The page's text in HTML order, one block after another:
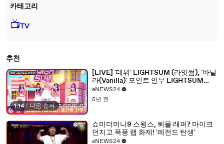
카테고리
📺TV
추천
1:14 | 다음 순서
[LIVE] '데뷔' LIGHTSUM (라잇썸), '바닐
라(Vanilla)' 포인트 안무 LIGHTSUM
Showcase Talk
eNEWS24
5년 전
쇼미더머니9 스윙스, 퇴물 래퍼? 마이크
던지고 폭풍 랩 화제! '레전드 탄생'
eNEWS24